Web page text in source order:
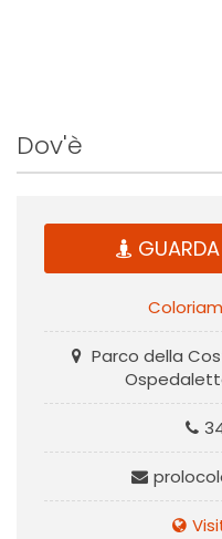
Dov'è
Parco della